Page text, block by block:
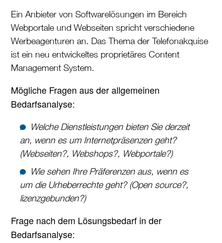
Ein Anbieter von Softwarelösungen im Bereich
Webportale und Webseiten spricht verschiedene
Werbeagenturen an. Das Thema der Telefonakquise
ist ein neu entwickeltes proprietäres Content
Management System.
Mögliche Fragen aus der allgemeinen
Bedarfsanalyse:
Welche Dienstleistungen bieten Sie derzeit
an, wenn es um Internetpräsenzen geht?
(Webseiten?, Webshops?, Webportale?)
Wie sehen Ihre Präferenzen aus, wenn es
um die Urheberrechte geht? (Open source?,
lizenzgebunden?)
Frage nach dem Lösungsbedarf in der
Bedarfsanalyse: